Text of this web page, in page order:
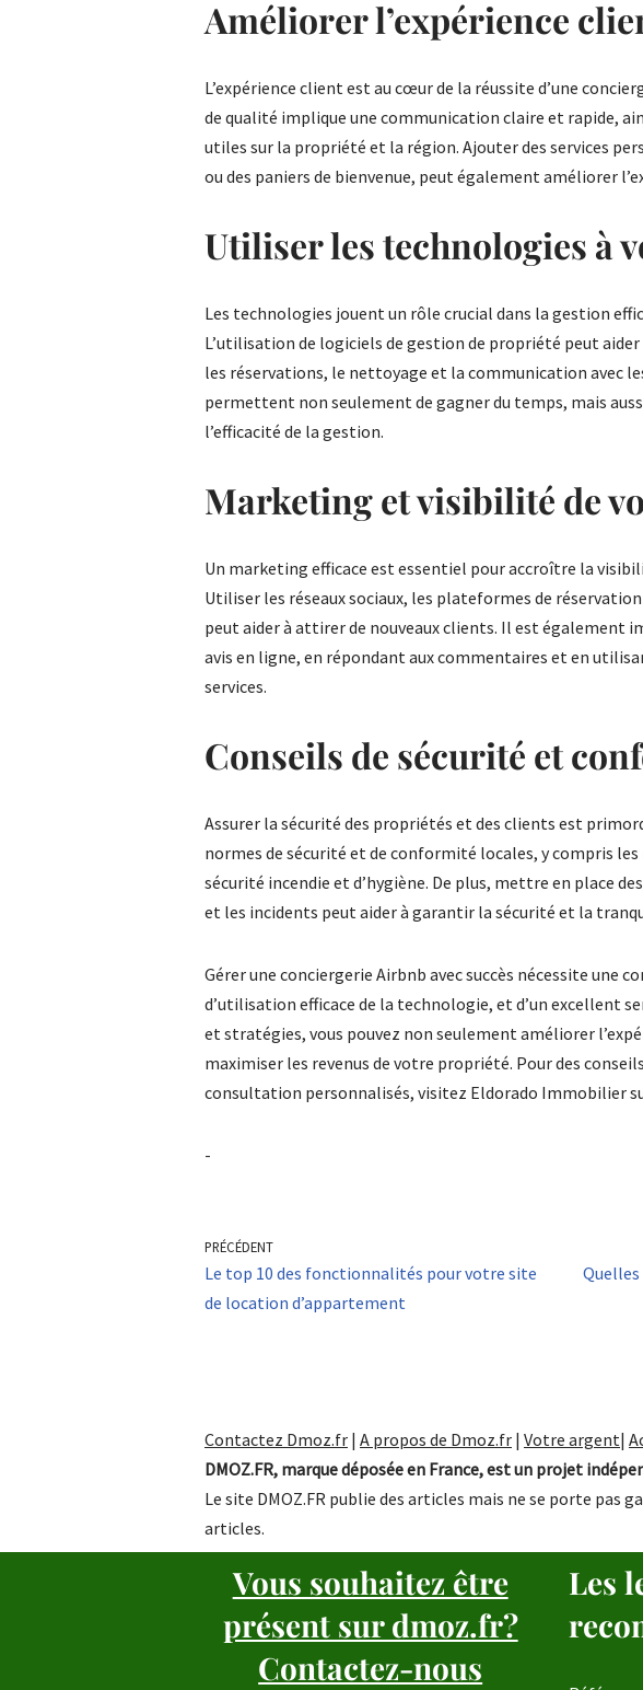
Améliorer l’expérience
L’expérience client est au cœur de la réussite d’une
de qualité implique une communication claire et rapide,
utiles sur la propriété et la région. Ajouter des services
ou des paniers de bienvenue, peut également améliorer
Utiliser les technologies à
Les technologies jouent un rôle crucial dans la gestion
L’utilisation de logiciels de gestion de propriété peut
les réservations, le nettoyage et la communication avec
permettent non seulement de gagner du temps, mais
l’efficacité de la gestion.
Marketing et visibilité de
Un marketing efficace est essentiel pour accroître la
Utiliser les réseaux sociaux, les plateformes de
peut aider à attirer de nouveaux clients. Il est également
avis en ligne, en répondant aux commentaires et en
services.
Conseils de sécurité et
Assurer la sécurité des propriétés et des clients est
normes de sécurité et de conformité locales, y compris
sécurité incendie et d’hygiène. De plus, mettre en place
et les incidents peut aider à garantir la sécurité et la
Gérer une conciergerie Airbnb avec succès nécessite une
d’utilisation efficace de la technologie, et d’un excellent
et stratégies, vous pouvez non seulement améliorer
maximiser les revenus de votre propriété. Pour des
consultation personnalisés, visitez Eldorado Immobilier
-
PRÉCÉDENT
Le top 10 des fonctionnalités pour votre site
de location d’appartement
Contactez Dmoz.fr | A propos de Dmoz.fr | Votre argent|
DMOZ.FR, marque déposée en France, est un projet
Le site DMOZ.FR publie des articles mais ne se porte pas
articles.
Vous souhaitez être
présent sur dmoz.fr?
Contactez-nous
Les